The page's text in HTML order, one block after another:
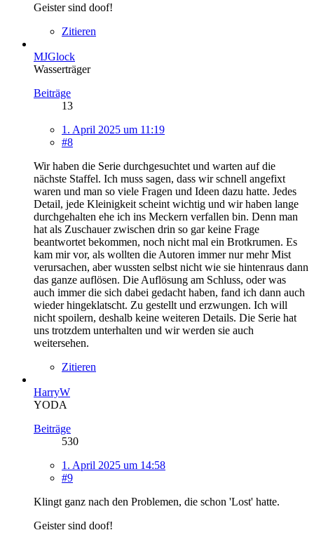
Geister sind doof!
Zitieren
MJGlock
Wasserträger
Beiträge
13
1. April 2025 um 11:19
#8
Wir haben die Serie durchgesuchtet und warten auf die
nächste Staffel. Ich muss sagen, dass wir schnell angefixt
waren und man so viele Fragen und Ideen dazu hatte. Jedes
Detail, jede Kleinigkeit scheint wichtig und wir haben lange
durchgehalten ehe ich ins Meckern verfallen bin. Denn man
hat als Zuschauer zwischen drin so gar keine Frage
beantwortet bekommen, noch nicht mal ein Brotkrumen. Es
kam mir vor, als wollten die Autoren immer nur mehr Mist
verursachen, aber wussten selbst nicht wie sie hintenraus dann
das ganze auflösen. Die Auflösung am Schluss, oder was
auch immer die sich dabei gedacht haben, fand ich dann auch
wieder hingeklatscht. Zu gestellt und erzwungen. Ich will
nicht spoilern, deshalb keine weiteren Details. Die Serie hat
uns trotzdem unterhalten und wir werden sie auch
weitersehen.
Zitieren
HarryW
YODA
Beiträge
530
1. April 2025 um 14:58
#9
Klingt ganz nach den Problemen, die schon 'Lost' hatte.
Geister sind doof!